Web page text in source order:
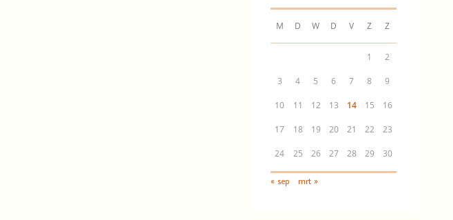
M D W D V Z Z
1 2
3 4 5 6 7 8 9
10 11 12 13 14 15 16
17 18 19 20 21 22 23
24 25 26 27 28 29 30
« sep mrt »